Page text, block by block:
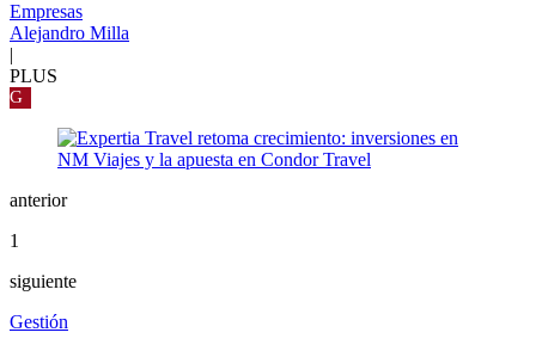
Empresas
Alejandro Milla
|
PLUS
G
anterior
1
siguiente
Gestión